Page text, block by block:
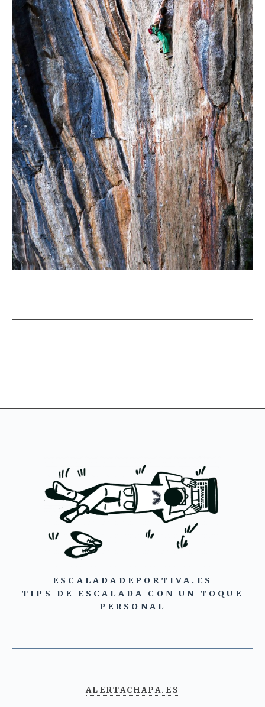
ESCALADADEPORTIVA.ES
TIPS DE ESCALADA CON UN TOQUE
PERSONAL
ALERTACHAPA.ES